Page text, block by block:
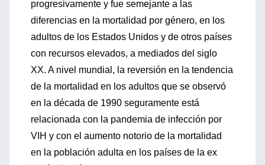
progresivamente y fue semejante a las
diferencias en la mortalidad por género, en los
adultos de los Estados Unidos y de otros países
con recursos elevados, a mediados del siglo
XX. A nivel mundial, la reversión en la tendencia
de la mortalidad en los adultos que se observó
en la década de 1990 seguramente está
relacionada con la pandemia de infección por
VIH y con el aumento notorio de la mortalidad
en la población adulta en los países de la ex